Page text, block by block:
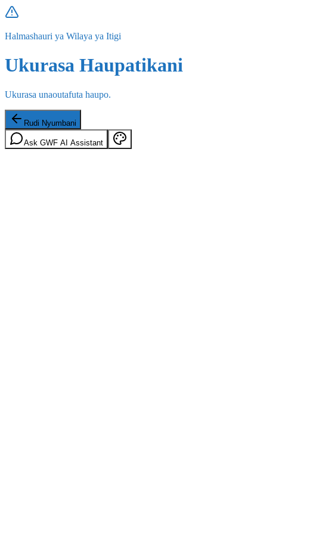
Halmashauri ya Wilaya ya Itigi
Ukurasa Haupatikani
Ukurasa unaoutafuta haupo.
Rudi Nyumbani
Ask GWF AI Assistant